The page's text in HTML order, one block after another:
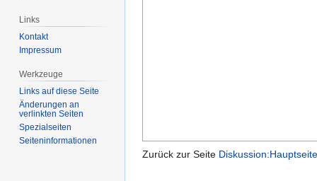
Zurück zur Seite Diskussion:Hauptseite
Links
Kontakt
Impressum
Werkzeuge
Links auf diese Seite
Änderungen an
verlinkten Seiten
Spezialseiten
Seiten­­informationen